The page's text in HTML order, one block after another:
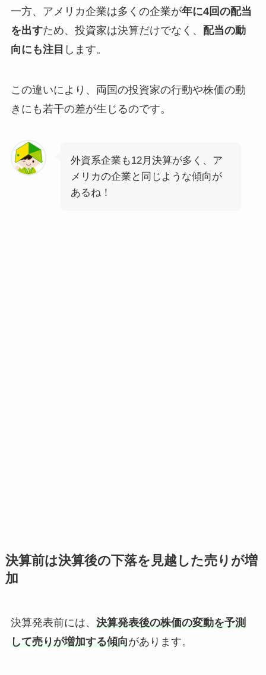
一方、アメリカ企業は多くの企業が年に4回の配当
を出すため、投資家は決算だけでなく、 配当の動
向にも注目 します。
この違いにより、両国の投資家の行動や株価の動
きにも若干の差が生じるのです。
外資系企業も12月決算が多く、ア
メリカの企業と同じような傾向が
あるね！
決算前は決算後の下落を見越した売りが増
加
決算発表前には、 決算発表後の株価の変動を予測
して売りが増加する傾向があります。